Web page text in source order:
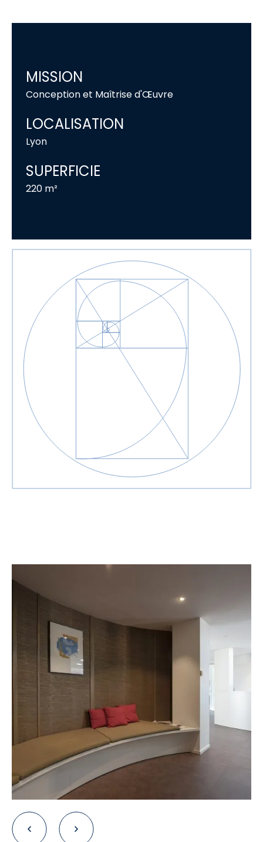
MISSION
Conception et Maîtrise d'Œuvre
LOCALISATION
Lyon
SUPERFICIE
220 m²